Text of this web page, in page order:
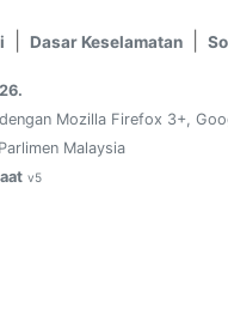
Dasar Keselamatan
Mozilla Firefox 3+,
Malaysia
v5